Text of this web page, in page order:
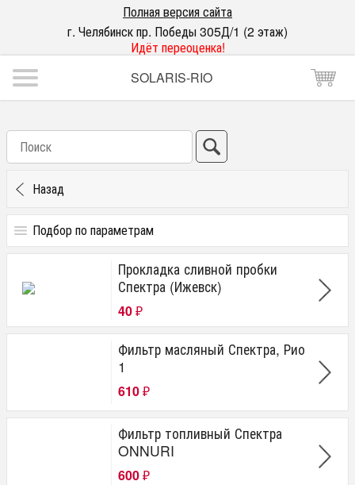
Полная версия сайта
г. Челябинск пр. Победы 305Д/1 (2 этаж)
Идёт переоценка!
SOLARIS-RIO
Назад
Подбор по параметрам
Фильтры
Масляный
Прокладка сливной пробки
Спектра (Ижевск)
40 ₽
Фильтр масляный Спектра, Рио
1
610 ₽
Фильтр топливный Спектра
ONNURI
600 ₽